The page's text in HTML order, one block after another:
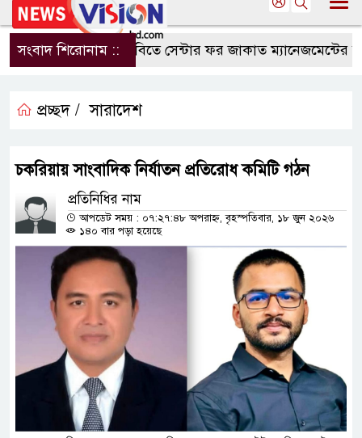
সংবাদ শিরোনাম ::কুবিতে সেন্টার ফর জাকাত ম্যানেজমেন্টের
প্রচ্ছদ / সারাদেশ
চকরিয়ায় সাংবাদিক নির্যাতন প্রতিরোধ কমিটি গঠন
প্রতিনিধির নাম
আপডেট সময় : ০৭:২৭:৪৮ অপরাহ্ন, বৃহস্পতিবার, ১৮ জুন ২০২৬
১৪০ বার পড়া হয়েছে